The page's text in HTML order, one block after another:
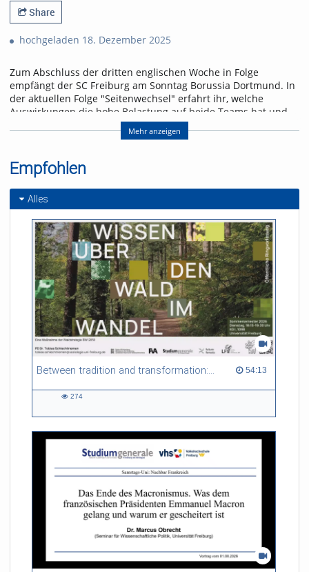
Share
hochgeladen 18. Dezember 2025
Zum Abschluss der dritten englischen Woche in Folge
empfängt der SC Freiburg am Sonntag Borussia Dortmund. In
der aktuellen Folge "Seitenwechsel" erfahrt ihr, welche
Auswirkungen die hohe Belastung auf beide Teams hat und
warum ein Freiburger Sieg fast schon ein kleines
Weihnachtswunder wäre.
Referent/in:
Andreas Nagel
Mehr anzeigen
Empfohlen
Alles
Between tradition and transformation: how owners, advisers and institutions co-create knowledge for resilient forests in Europe 54:13
54:13 duration
274